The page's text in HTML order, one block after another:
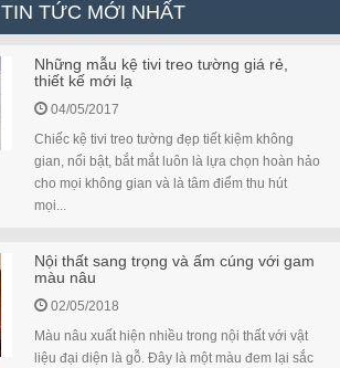
TIN TỨC MỚI NHẤT
Những mẫu kệ tivi treo tường giá rẻ,
thiết kế mới lạ
04/05/2017
Chiếc kệ tivi treo tường đẹp tiết kiệm không
gian, nổi bật, bắt mắt luôn là lựa chọn hoàn hảo
cho mọi không gian và là tâm điểm thu hút
mọi...
Nội thất sang trọng và ấm cúng với gam
màu nâu
02/05/2018
Màu nâu xuất hiện nhiều trong nội thất với vật
liệu đại diện là gỗ. Đây là một màu đem lại sắc